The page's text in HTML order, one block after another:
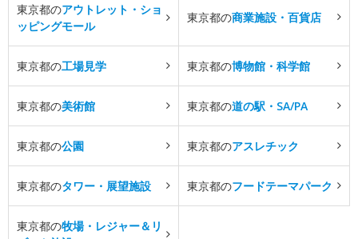
東京都のアウトレット・ショ
ッピングモール
東京都の商業施設・百貨店
東京都の工場見学 東京都の博物館・科学館
東京都の美術館 東京都の道の駅・SA/PA
東京都の公園 東京都のアスレチック
東京都のタワー・展望施設 東京都のフードテーマパーク
東京都の牧場・レジャー＆リ